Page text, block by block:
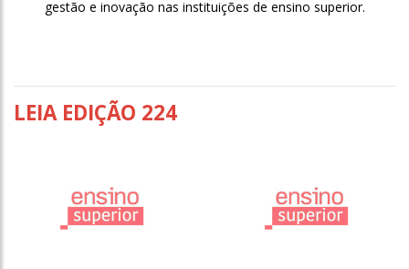
gestão e inovação nas instituições de ensino superior.
LEIA EDIÇÃO 224